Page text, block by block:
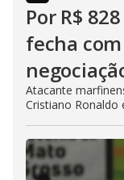
Por R$
fecha
Atacante
Cristiano Ronaldo